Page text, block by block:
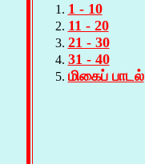
1 - 10
11 - 20
21 - 30
31 - 40
மிகைப் பாடல்